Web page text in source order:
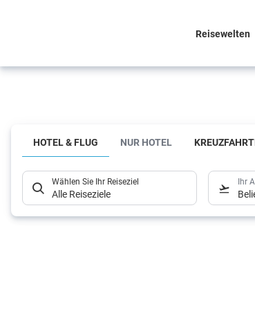
Reisewelten
rund um
die
Buchung
HOTEL & FLUG NUR HOTEL
Wählen Sie Ihr Reiseziel
Alle Reiseziele
Ihr